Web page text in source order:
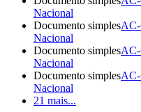
Nacional
Documento simplesAC-
Nacional
Documento simplesAC-
Nacional
Documento simplesAC-
Nacional
21 mais...